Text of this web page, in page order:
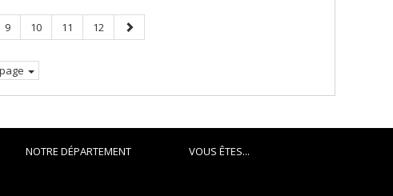
Page
9 Page
10 Page
11 Page
12
Page
suivante
NOTRE DÉPARTEMENT VOUS ÊTES...